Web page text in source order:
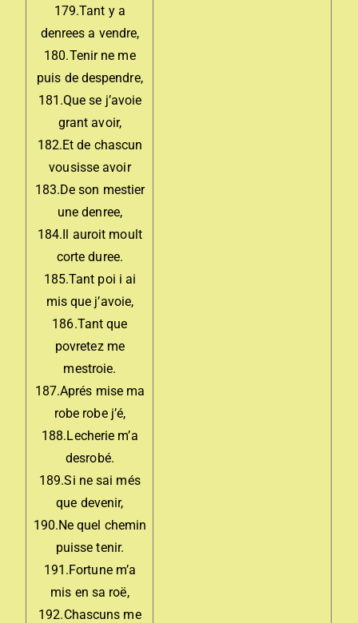
179.Tant y a
denrees a vendre,
180.Tenir ne me
puis de despendre,
181.Que se j’avoie
grant avoir,
182.Et de chascun
vousisse avoir
183.De son mestier
une denree,
184.Il auroit moult
corte duree.
185.Tant poi i ai
mis que j’avoie,
186.Tant que
povretez me
mestroie.
187.Aprés mise ma
robe robe j’é,
188.Lecherie m’a
desrobé.
189.Si ne sai més
que devenir,
190.Ne quel chemin
puisse tenir.
191.Fortune m’a
mis en sa roë,
192.Chascuns me